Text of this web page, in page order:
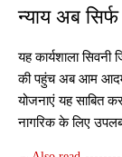
न्याय अब
यह कार्यशाला
की पहुंच अब आम
योजनाएं यह साबित
नागरिक के लिए